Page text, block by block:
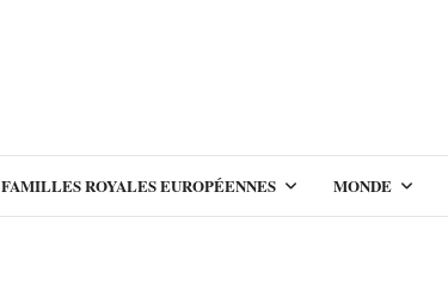
FAMILLES ROYALES EUROPÉENNES MONDE